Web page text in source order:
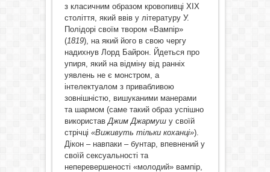
з класичним образом кровопивці ХІХ
століття, який ввів у літературу У.
Полідорі своїм твором «Вампір»
(1819), на який його в свою чергу
надихнув Лорд Байрон. Йдеться про
упиря, який на відміну від ранніх
уявлень не є монстром, а
інтелектуалом з привабливою
зовнішністю, вишуканими манерами
та шармом (саме такий образ успішно
використав Джим Джармушу своїй
стрічці «Виживуть тільки коханці»).
Дікон – навпаки – бунтар, впевнений у
своїй сексуальності та
неперевершеності «молодий» вампір,